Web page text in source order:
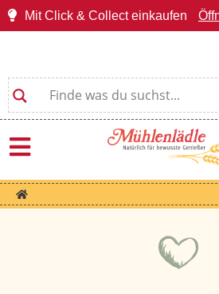
Mit Click & Collect einkaufen